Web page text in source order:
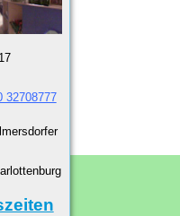
Art Impressions
Candy Shoppe
32708777